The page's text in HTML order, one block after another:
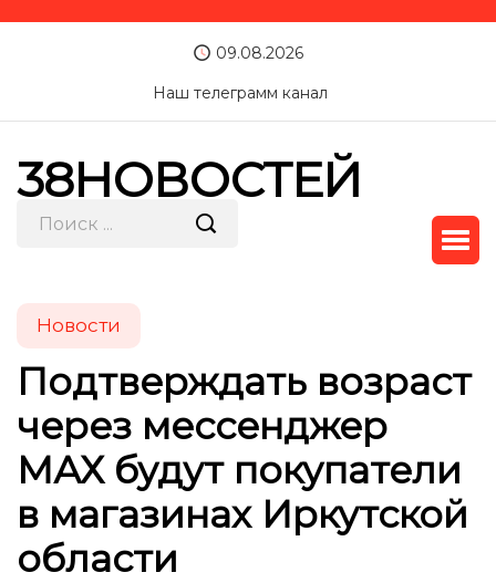
09.08.2026
Наш телеграмм канал
38НОВОСТЕЙ
Новости
Подтверждать возраст
через мессенджер
МАХ будут покупатели
в магазинах Иркутской
области